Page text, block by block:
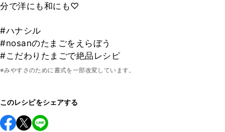
分で洋にも和にも♡
#ハナシル
#nosanのたまごをえらぼう
#こだわりたまごで絶品レシピ
※みやすさのために書式を一部改変しています。
このレシピをシェアする